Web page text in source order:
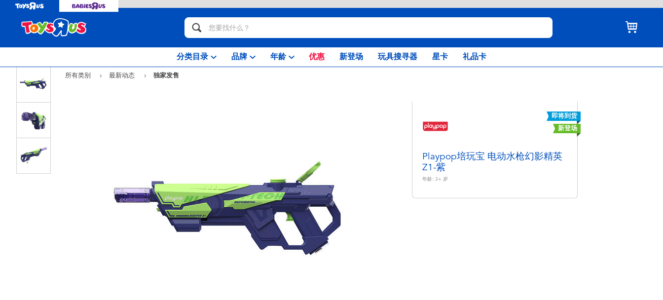
分类目录 品牌 年龄 优惠 新登场 玩具搜寻器 星卡 礼品卡
所有类别 最新动态 独家发售
即将到货
新登场
Playpop培玩宝 电动水枪幻影精英
Z1-紫
年龄: 3+ 岁